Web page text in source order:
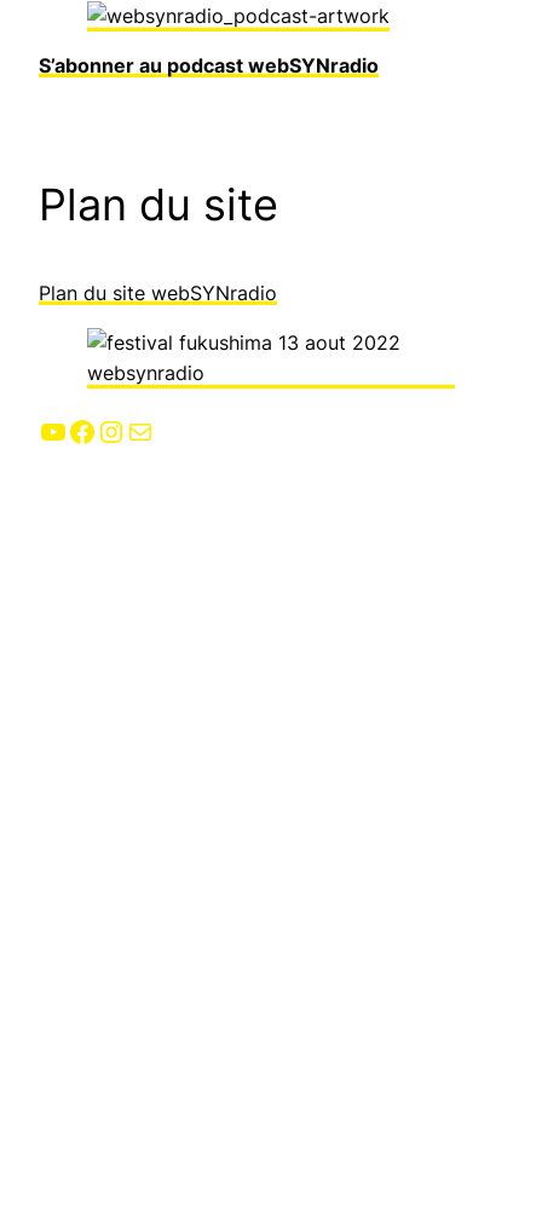
S’abonner au podcast webSYNradio
Plan du site
Plan du site webSYNradio
YouTube Facebook Instagram E-mail